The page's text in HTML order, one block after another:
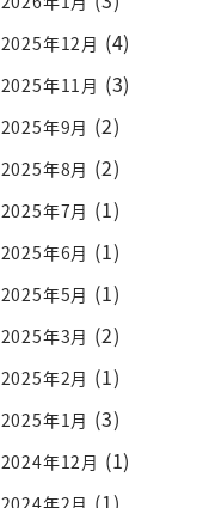
2025年12月 (4)
2025年11月 (3)
2025年9月 (2)
2025年8月 (2)
2025年7月 (1)
2025年6月 (1)
2025年5月 (1)
2025年3月 (2)
2025年2月 (1)
2025年1月 (3)
2024年12月 (1)
2024年2月 (1)